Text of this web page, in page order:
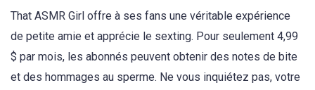
That ASMR Girl offre à ses fans une véritable expérience
de petite amie et apprécie le sexting. Pour seulement 4,99
$ par mois, les abonnés peuvent obtenir des notes de bite
et des hommages au sperme. Ne vous inquiétez pas, votre